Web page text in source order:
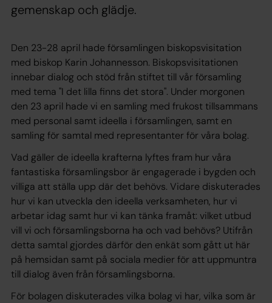
gemenskap och glädje.
Den 23-28 april hade församlingen biskopsvisitation
med biskop Karin Johannesson. Biskopsvisitationen
innebar dialog och stöd från stiftet till vår församling
med tema "I det lilla finns det stora". Under morgonen
den 23 april hade vi en samling med frukost tillsammans
med personal samt ideella i församlingen, samt en
samling för samtal med representanter för våra bolag.
Vad gäller de ideella krafterna lyftes fram hur våra
fantastiska församlingsbor är engagerade i bygden och
villiga att ställa upp där det behövs. Vidare diskuterades
hur vi kan utveckla den ideella verksamheten, hur vi
arbetar idag samt hur vi kan tänka framåt: vilket utbud
vill vi och församlingsborna ha och vad behövs? Utifrån
detta samtal gjordes därför den enkät som gått ut här
på hemsidan samt på sociala medier för att uppmuntra
till dialog även från församlingsborna.
För bolagen diskuterades vilka bolag vi har, vilka som är